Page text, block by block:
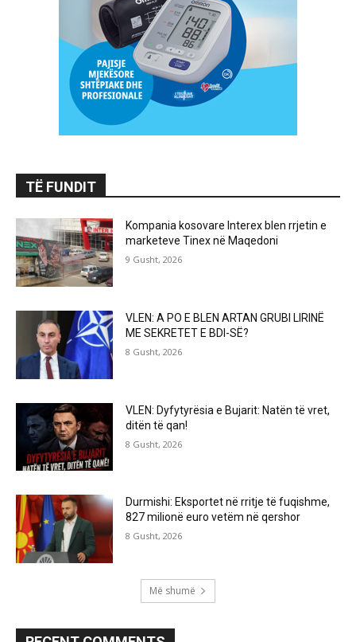
TË FUNDIT
Kompania kosovare Interex blen rrjetin e
marketeve Tinex në Maqedoni
9 Gusht, 2026
VLEN: A PO E BLEN ARTAN GRUBI LIRINË
ME SEKRETET E BDI-SË?
8 Gusht, 2026
VLEN: Dyfytyrësia e Bujarit: Natën të vret,
ditën të qan!
8 Gusht, 2026
Durmishi: Eksportet në rritje të fuqishme,
827 milionë euro vetëm në qershor
8 Gusht, 2026
Më shumë